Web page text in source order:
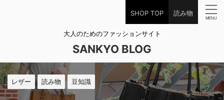
SHOP TOP 読み物
大人のためのファッションサイト
SANKYO BLOG
レザー 読み物 豆知識